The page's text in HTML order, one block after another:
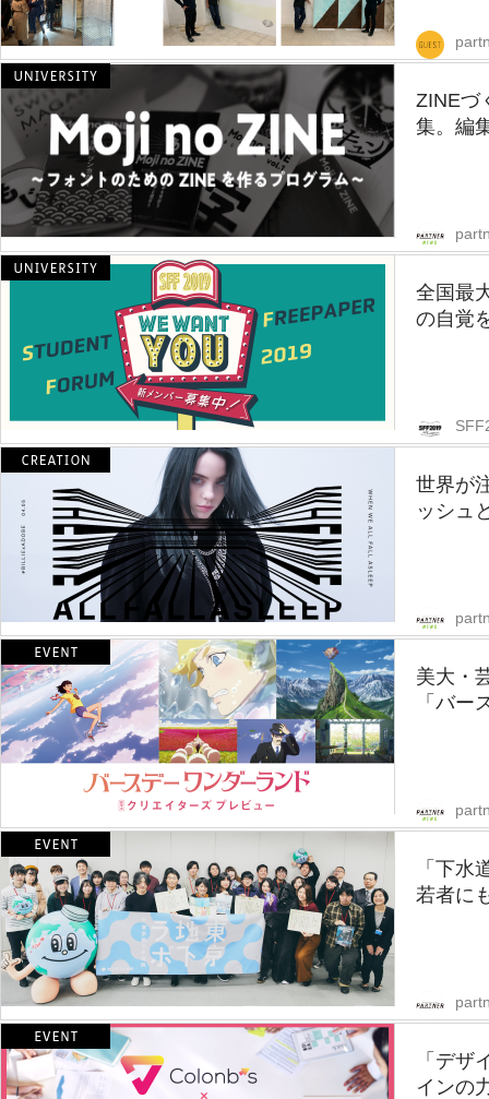
ZINEづ
集。編
全国最
の自覚
世界が
ッシュ
美大・
「バー
「下水
若者に
「デ
インの